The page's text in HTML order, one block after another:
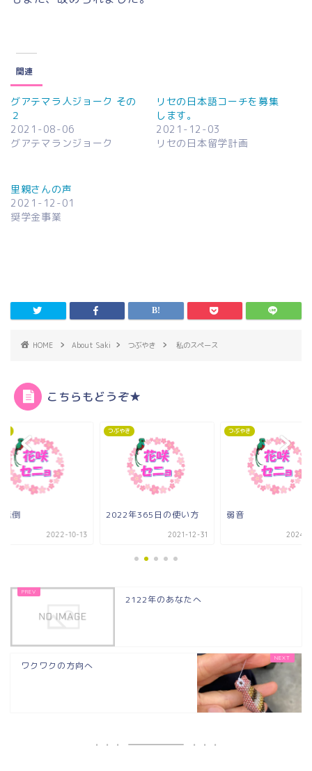
関連
グアテマラ人ジョーク その
２
2021-08-06
グアテマランジョーク
リセの日本語コーチを募集
します。
2021-12-03
リセの日本留学計画
里親さんの声
2021-12-01
奨学金事業
HOME About Saki つぶやき 私のスペース
こちらもどうぞ★
転倒
2022-10-13
つぶやき
2022年365日の使い方
2021-12-31
つぶやき
弱音
2024-
2122年のあなたへ
ワクワクの方向へ